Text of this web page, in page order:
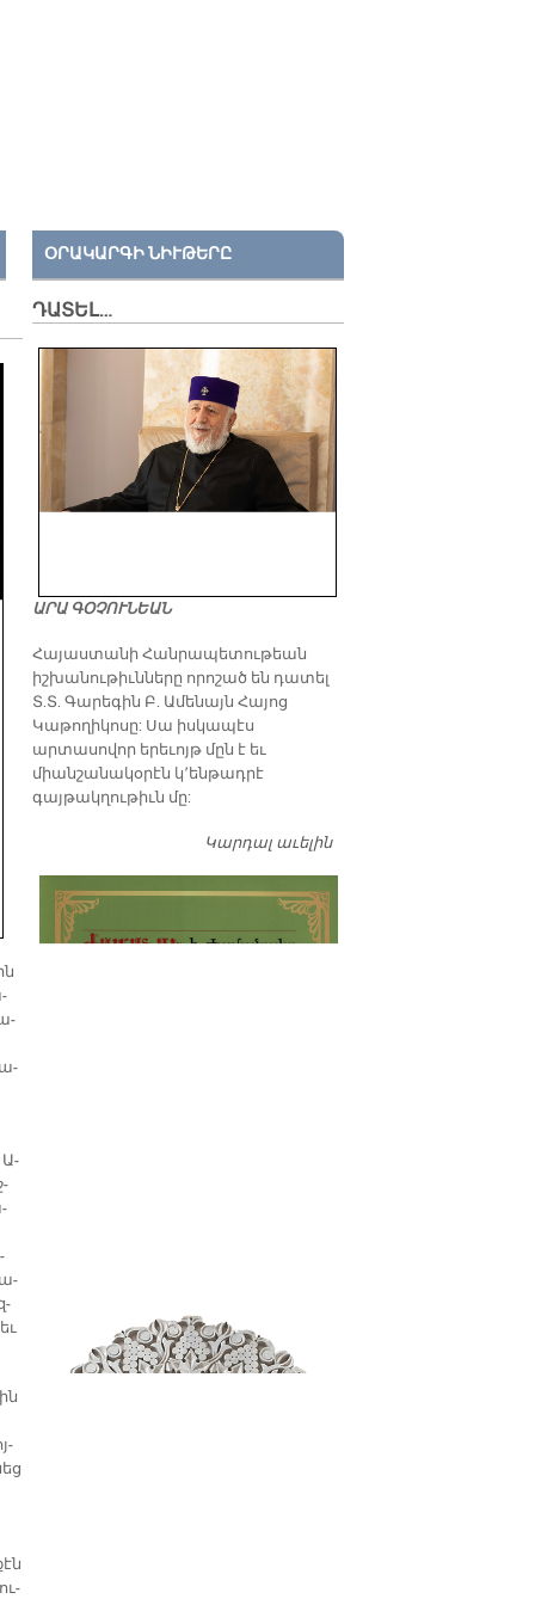
Ա­
ՕՐԱԿԱՐԳԻ ՆԻՒԹԵՐԸ
ԴԱՏԵԼ…
ԱՐԱ ԳՕՉՈՒՆԵԱՆ
​Հայաստանի Հանրապետութեան
իշխանութիւնները որոշած են դատել
Տ.Տ. Գարեգին Բ. Ամենայն Հայոց
Կաթողիկոսը: Սա իսկապէս
արտասովոր երեւոյթ մըն է եւ
միանշանակօրէն կ՚ենթադրէ
գայթակղութիւն մը:
Կարդալ աւելինԴատել…